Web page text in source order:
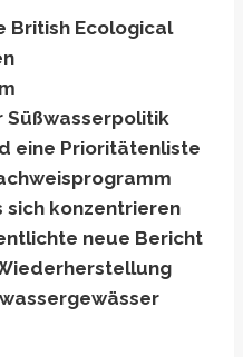
British Ecological
Süßwasserpolitik
eine Prioritätenliste
konzentrieren
neue Bericht